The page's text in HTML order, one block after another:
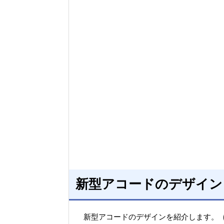
新型アコードのデザイン
新型アコードのデザインを紹介します。